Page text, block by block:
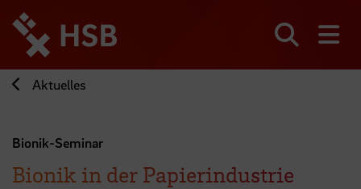
zum
Seiteninhalt
springen
Aktuelles
Bionik-Seminar
Bionik in der Papierindustrie